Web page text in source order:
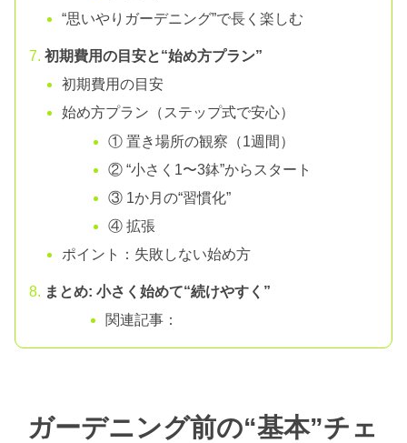
“思いやりガーデニング”で長く楽しむ
初期費用の目安と“始め方プラン”
初期費用の目安
始め方プラン（ステップ式で安心）
① 置き場所の観察（1週間）
② “小さく1〜3鉢”からスタート
③ 1か月の“習慣化”
④ 拡張
ポイント：失敗しない始め方
まとめ: 小さく始めて“続けやすく”
関連記事：
ガーデニング前の“基本”チェ